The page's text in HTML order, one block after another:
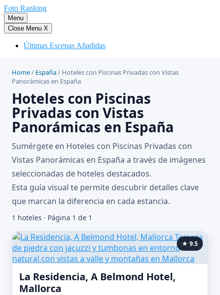
Saltar
al
contenido
Foto Ranking
Menu
Close Menu X
Últimas Escenas Añadidas
Home/ España/ Hoteles con Piscinas Privadas con Vistas
Panorámicas en España
Hoteles con Piscinas
Privadas con Vistas
Panorámicas en España
Sumérgete en Hoteles con Piscinas Privadas con
Vistas Panorámicas en España a través de imágenes
seleccionadas de hoteles destacados.
Esta guía visual te permite descubrir detalles clave
que marcan la diferencia en cada estancia.
1 hoteles · Página 1 de 1
★ 9.5
La Residencia, A Belmond Hotel,
Mallorca